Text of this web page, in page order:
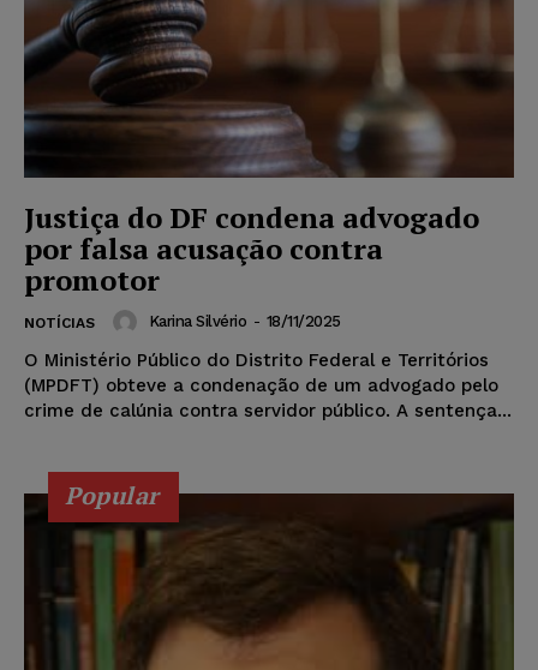
Justiça do DF condena advogado
por falsa acusação contra
promotor
NOTÍCIAS Karina Silvério - 18/11/2025
O Ministério Público do Distrito Federal e Territórios
(MPDFT) obteve a condenação de um advogado pelo
crime de calúnia contra servidor público. A sentença...
Popular